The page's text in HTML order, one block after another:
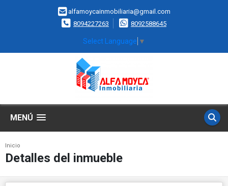
alfamoycainmobiliaria@gmail.com
8094227263
8092588645
Select Language ▼
MENÚ
Inicio
Detalles del inmueble